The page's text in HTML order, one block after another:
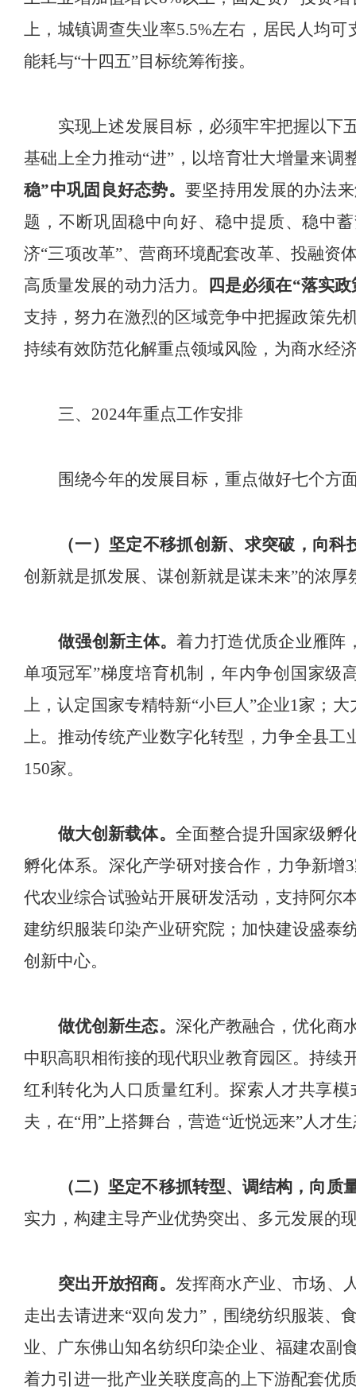
上，城镇调查失业率5.5%左右，居民人均可
能耗与“十四五”目标统筹衔接。
实现上述发展目标，必须牢牢把握以下
基础上全力推动“进” ，以培育壮大增量来调
稳”中巩固良好态势。要坚持用发展的办法
题，不断巩固稳中向好、稳中提质、稳中
济“三项改革”、营商环境配套改革、投融资
高质量发展的动力活力。
四是必须在“落实政
支持， 努力在激烈的区域竞争中把握政策先
持续有效防范化解重点领域风险，为商水经
三、 2024年重点工作安排
围绕今年的发展目标，重点做好七个方
（一）坚定不移抓创新、求突破，向
创新就是抓发展、谋创新就是谋未来”的浓厚
做强创新主体。着力打造优质企业雁阵
单项冠军”梯度培育机制， 年内争创国家级
上 ，认定国家专精特新“小巨人”企业1家 ； 大
上。 推动传统产业数字化转型，力争全县工
150家。
做大创新载体。 全面整合提升国家级孵
孵化体系。 深化产学研对接合作，力争新增3
代农业综合试验站开展研发活动， 支持阿尔
建纺织服装印染产业研究院 ； 加快建设盛泰
创新中心。
做优创新生态。 深化产教融合，优化商
中职高职相衔接的现代职业教育园区。持续
红利转化为人口质量红利。探索人才共享
夫，在“用”上搭舞台，营造“近悦远来”人才
（二）坚定不移抓转型、调结构，向质
实力， 构建主导产业优势突出、多元发展的
突出开放招商。 发挥商水产业、市场、
走出去请进来“双向发力”，围绕纺织服装、
业、广东佛山知名纺织印染企业、福建农副
着力引进一批产业关联度高的上下游配套优